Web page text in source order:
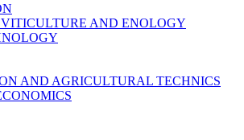
AND ENOLOGY
AND AGRICULTURAL TECHNICS